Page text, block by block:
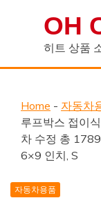
OH
히트 상품
Home - 자동차
루프박스 접이
차 수정 총
6×9 인치, S
자동차용품